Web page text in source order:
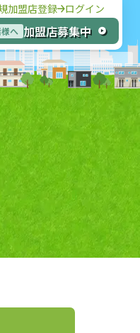
加盟店登録 ログイン
へ 加盟店募集中